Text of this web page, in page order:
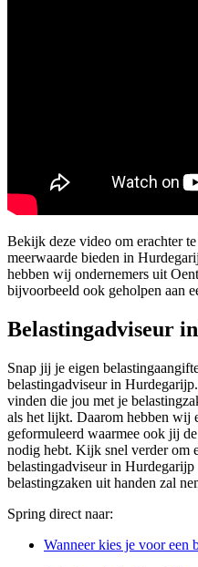
Bekijk deze video om erachter
meerwaarde bieden in
hebben wij ondernemers uit
bijvoorbeeld ook geholpen aan
Belastingadviseur
Snap jij je eigen
belastingadviseur in
vinden die jou met je
als het lijkt. Daarom hebben wij
geformuleerd waarmee ook jij
nodig hebt. Kijk snel verder om
belastingadviseur in
belastingzaken uit handen zal
Spring direct naar:
Wanneer kies je voor een